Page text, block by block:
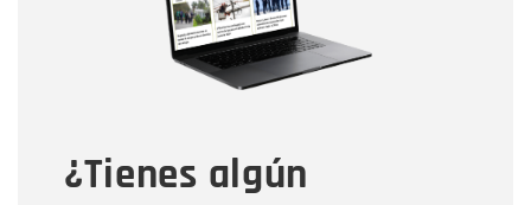
¿Tienes algún
Tipo de comentario
Mensaje